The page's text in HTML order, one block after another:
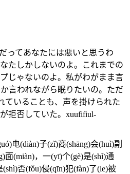
ってあなたには悪いと思うわ
たしかしないのよ。これまでの
じゃないのよ。私がわがまま言
言われながら眠りたいの。ただ
ていることも、声を掛けられた
拒否していた。xuufifiul-
(diàn)子(zǐ)商(shāng)会(huì)副
面(miàn)，一(yī)个(gè)是(shì)通
(shì)否(fǒu)侵(qīn)犯(fàn)了(le)被